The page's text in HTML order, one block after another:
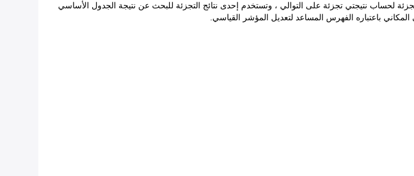
لحساب نتيجتي تجزئة على التوالي ، وتستخدم إحدى نتائج التجزئة للبحث عن نتيجة الجدول الأساسي
باعتباره الفهرس المساعد لتعديل المؤشر القياسي.